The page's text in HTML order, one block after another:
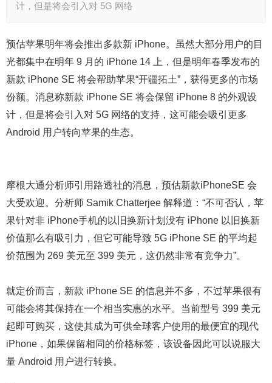
计，但是将会引入对 5G 网络
预估苹果明年将会推出多款新 iPhone。虽然大部分用户的目
光都集中在明年 9 月的 iPhone 14 上，但是明年春季发布的
新款 iPhone SE 将会帮助苹果“开疆拓土”，获得更多的市场
份额。消息称新款 iPhone SE 将会保留 iPhone 8 的外观设
计，但是将会引入对 5G 网络的支持，这可能会吸引更多
Android 用户转向苹果的生态。
摩根大通分析师引用路透社的消息，预估新款iPhoneSE 会
大受欢迎。分析师 Samik Chatterjee 解释道：“不可否认，苹
果针对非 iPhone手机的以旧换新计划没有 iPhone 以旧换新
价值那么有吸引力，但它可能导致 5G iPhone SE 的平均起
价范围为 269 美元至 399 美元，这仍然非常有竞争力”。
就定价而言，新款 iPhone SE 的信息并不多，不过苹果很有
可能会将其保持在一个相当实惠的水平。当前型号 399 美元
起即可购买，这使其成为可供全球客户使用的最便宜的现代
iPhone，如果保留相同的价格标签，该设备因此可以说服大
量 Android 用户进行转换。